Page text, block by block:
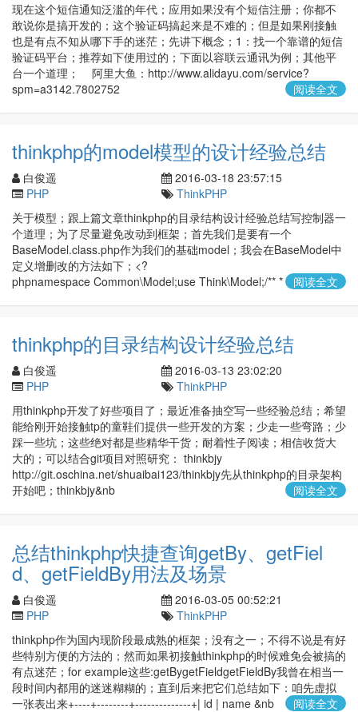
现在这个短信通知泛滥的年代；应用如果没有个短信注册；你都不
敢说你是搞开发的；这个验证码搞起来是不难的；但是如果刚接触
也是有点不知从哪下手的迷茫；先讲下概念；1：找一个靠谱的短信
验证码平台；推荐如下使用过的；下面以容联云通讯为例；其他平
台一个道理； 阿里大鱼：http://www.alidayu.com/service?
spm=a3142.7802752
阅读全文
thinkphp的model模型的设计经验总结
白俊遥
2016-03-18 23:57:15
PHP
ThinkPHP
关于模型；跟上篇文章thinkphp的目录结构设计经验总结写控制器一
个道理；为了尽量避免改动到框架；首先我们是要有一个
BaseModel.class.php作为我们的基础model；我会在BaseModel中
定义增删改的方法如下；<?
phpnamespace Common\Model;use Think\Model;/** * 基础mo
阅读全文
thinkphp的目录结构设计经验总结
白俊遥
2016-03-13 23:02:20
PHP
ThinkPHP
用thinkphp开发了好些项目了；最近准备抽空写一些经验总结；希望
能给刚开始接触tp的童鞋们提供一些开发的方案；少走一些弯路；少
踩一些坑；这些绝对都是些精华干货；耐着性子阅读；相信收货大
大的；可以结合git项目对照研究： thinkbjy
http://git.oschina.net/shuaibai123/thinkbjy先从thinkphp的目录架构
开始吧；thinkbjy&nb
阅读全文
总结thinkphp快捷查询getBy、getFiel
d、getFieldBy用法及场景
白俊遥
2016-03-05 00:52:21
PHP
ThinkPHP
thinkphp作为国内现阶段最成熟的框架；没有之一；不得不说是有好
些特别方便的方法的；然而如果初接触thinkphp的时候难免会被搞的
有点迷茫；for example这些:getBygetFieldgetFieldBy我曾在相当一
段时间内都用的迷迷糊糊的；直到后来把它们总结如下：咱先虚拟
一张表出来+----+--------+--------------+| id | name &nb
阅读全文